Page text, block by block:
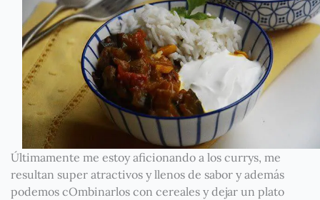
Últimamente me estoy aficionando a los currys, me
resultan super atractivos y llenos de sabor y además
podemos cOmbinarlos con cereales y dejar un plato